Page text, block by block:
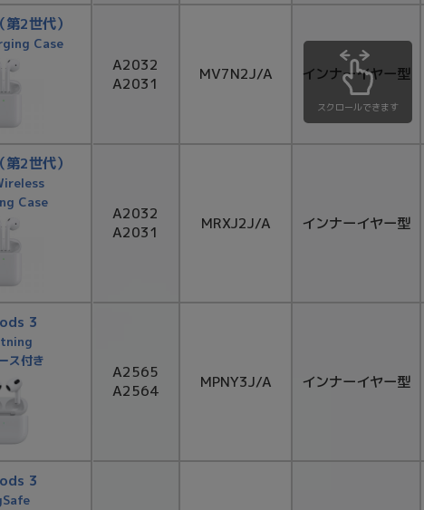
2世代）
Case
A2032
A2031
MV7N2J/A インナーイヤー型
2世代）
Case
A2032
A2031
MRXJ2J/A インナーイヤー型
3
ス付き
A2565
A2564
MPNY3J/A インナーイヤー型
3
スクロールできます